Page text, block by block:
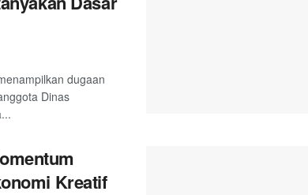
dugaan
Dinas
Kreatif